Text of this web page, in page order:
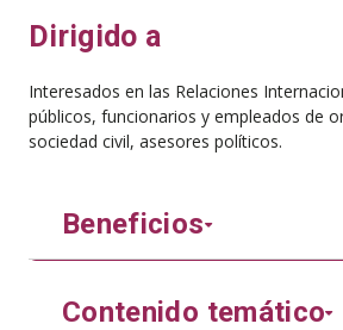
Dirigido a
Interesados en las Relaciones
públicos, funcionarios y empleados de
sociedad civil, asesores políticos.
Beneficios
Contenido temático